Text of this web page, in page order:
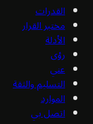
القدرات
مختبر القرار
الأدلة
رؤى
عني
التسليم والثقة
الموارد
اتصل بي